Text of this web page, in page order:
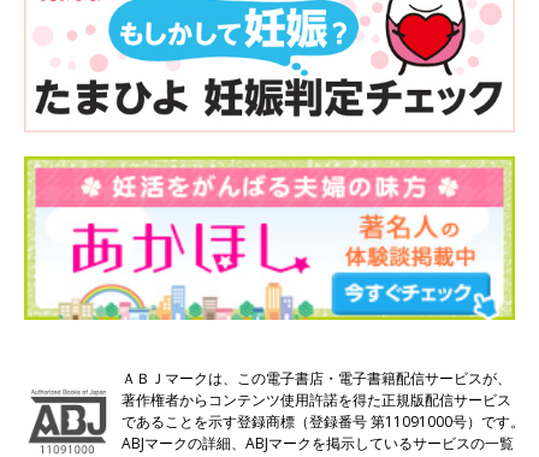
ＡＢＪマークは、この電子書店・電子書籍配信サービスが、
著作権者からコンテンツ使用許諾を得た正規版配信サービス
であることを示す登録商標（登録番号 第11091000号）です。
ABJマークの詳細、ABJマークを掲示しているサービスの一覧